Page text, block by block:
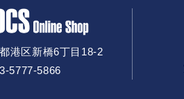
港区新橋6丁目18-2
5777-5866